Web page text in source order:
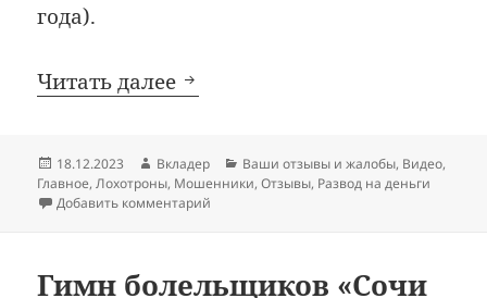
года).
Читать далее Документальный фильм
Опубликовано
18.12.2023 Автор
Вкладер Рубрики
Ваши отзывы и жалобы, Видео,
Главное,Лохотроны, Мошенники,Отзывы, Развод на деньги
Добавить комментарий
Гимн болельщиков «Сочи